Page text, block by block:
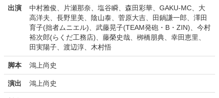
出演
中村雅俊、片瀬那奈、塩谷瞬、森田彩華、GAKU-MC、大
高洋夫、長野里美、陰山泰、菅原大吉、田鍋謙一郎、澤田
育子(拙者ムニエル)、武藤晃子(TEAM発砲・B・ZIN)、今村
裕次郎(らくだ工務店)、藤榮史哉、栁橋朋典、幸田恵里、
田実陽子、渡辺淳、木村悟
脚本 鴻上尚史
演出 鴻上尚史